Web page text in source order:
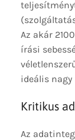
Az akár
írási
ideális nagy
Kritikus
Az